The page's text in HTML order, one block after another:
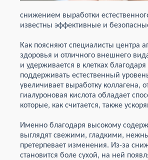
снижением выработки
известны эффективные и
Как поясняют специалисты центра
здоровья и отличного внешнего
и удерживается в клетках
поддерживать естественный
увеличивает выработку коллагена,
гиалуроновая кислота обладает
которые, как считается, также
Именно благодаря высокому
выглядят свежими, гладкими,
претерпевает изменения. Из-за
становится боле сухой, на ней